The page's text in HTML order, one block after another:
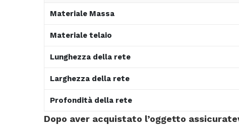
Materiale Massa
Materiale telaio
Lunghezza della rete
Larghezza della rete
Profondità della rete
Dopo aver acquistato l’oggetto